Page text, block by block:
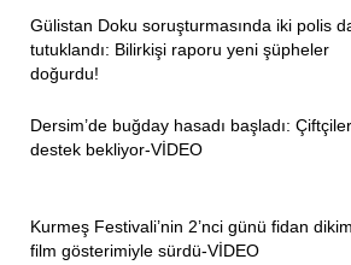
Gülistan Doku soruşturmasında iki polis
tutuklandı: Bilirkişi raporu yeni şüpheler
doğurdu!
Dersim’de buğday hasadı başladı: Çiftçiler
destek bekliyor-VİDEO
Kurmeş Festivali’nin 2’nci günü fidan
film gösterimiyle sürdü-VİDEO